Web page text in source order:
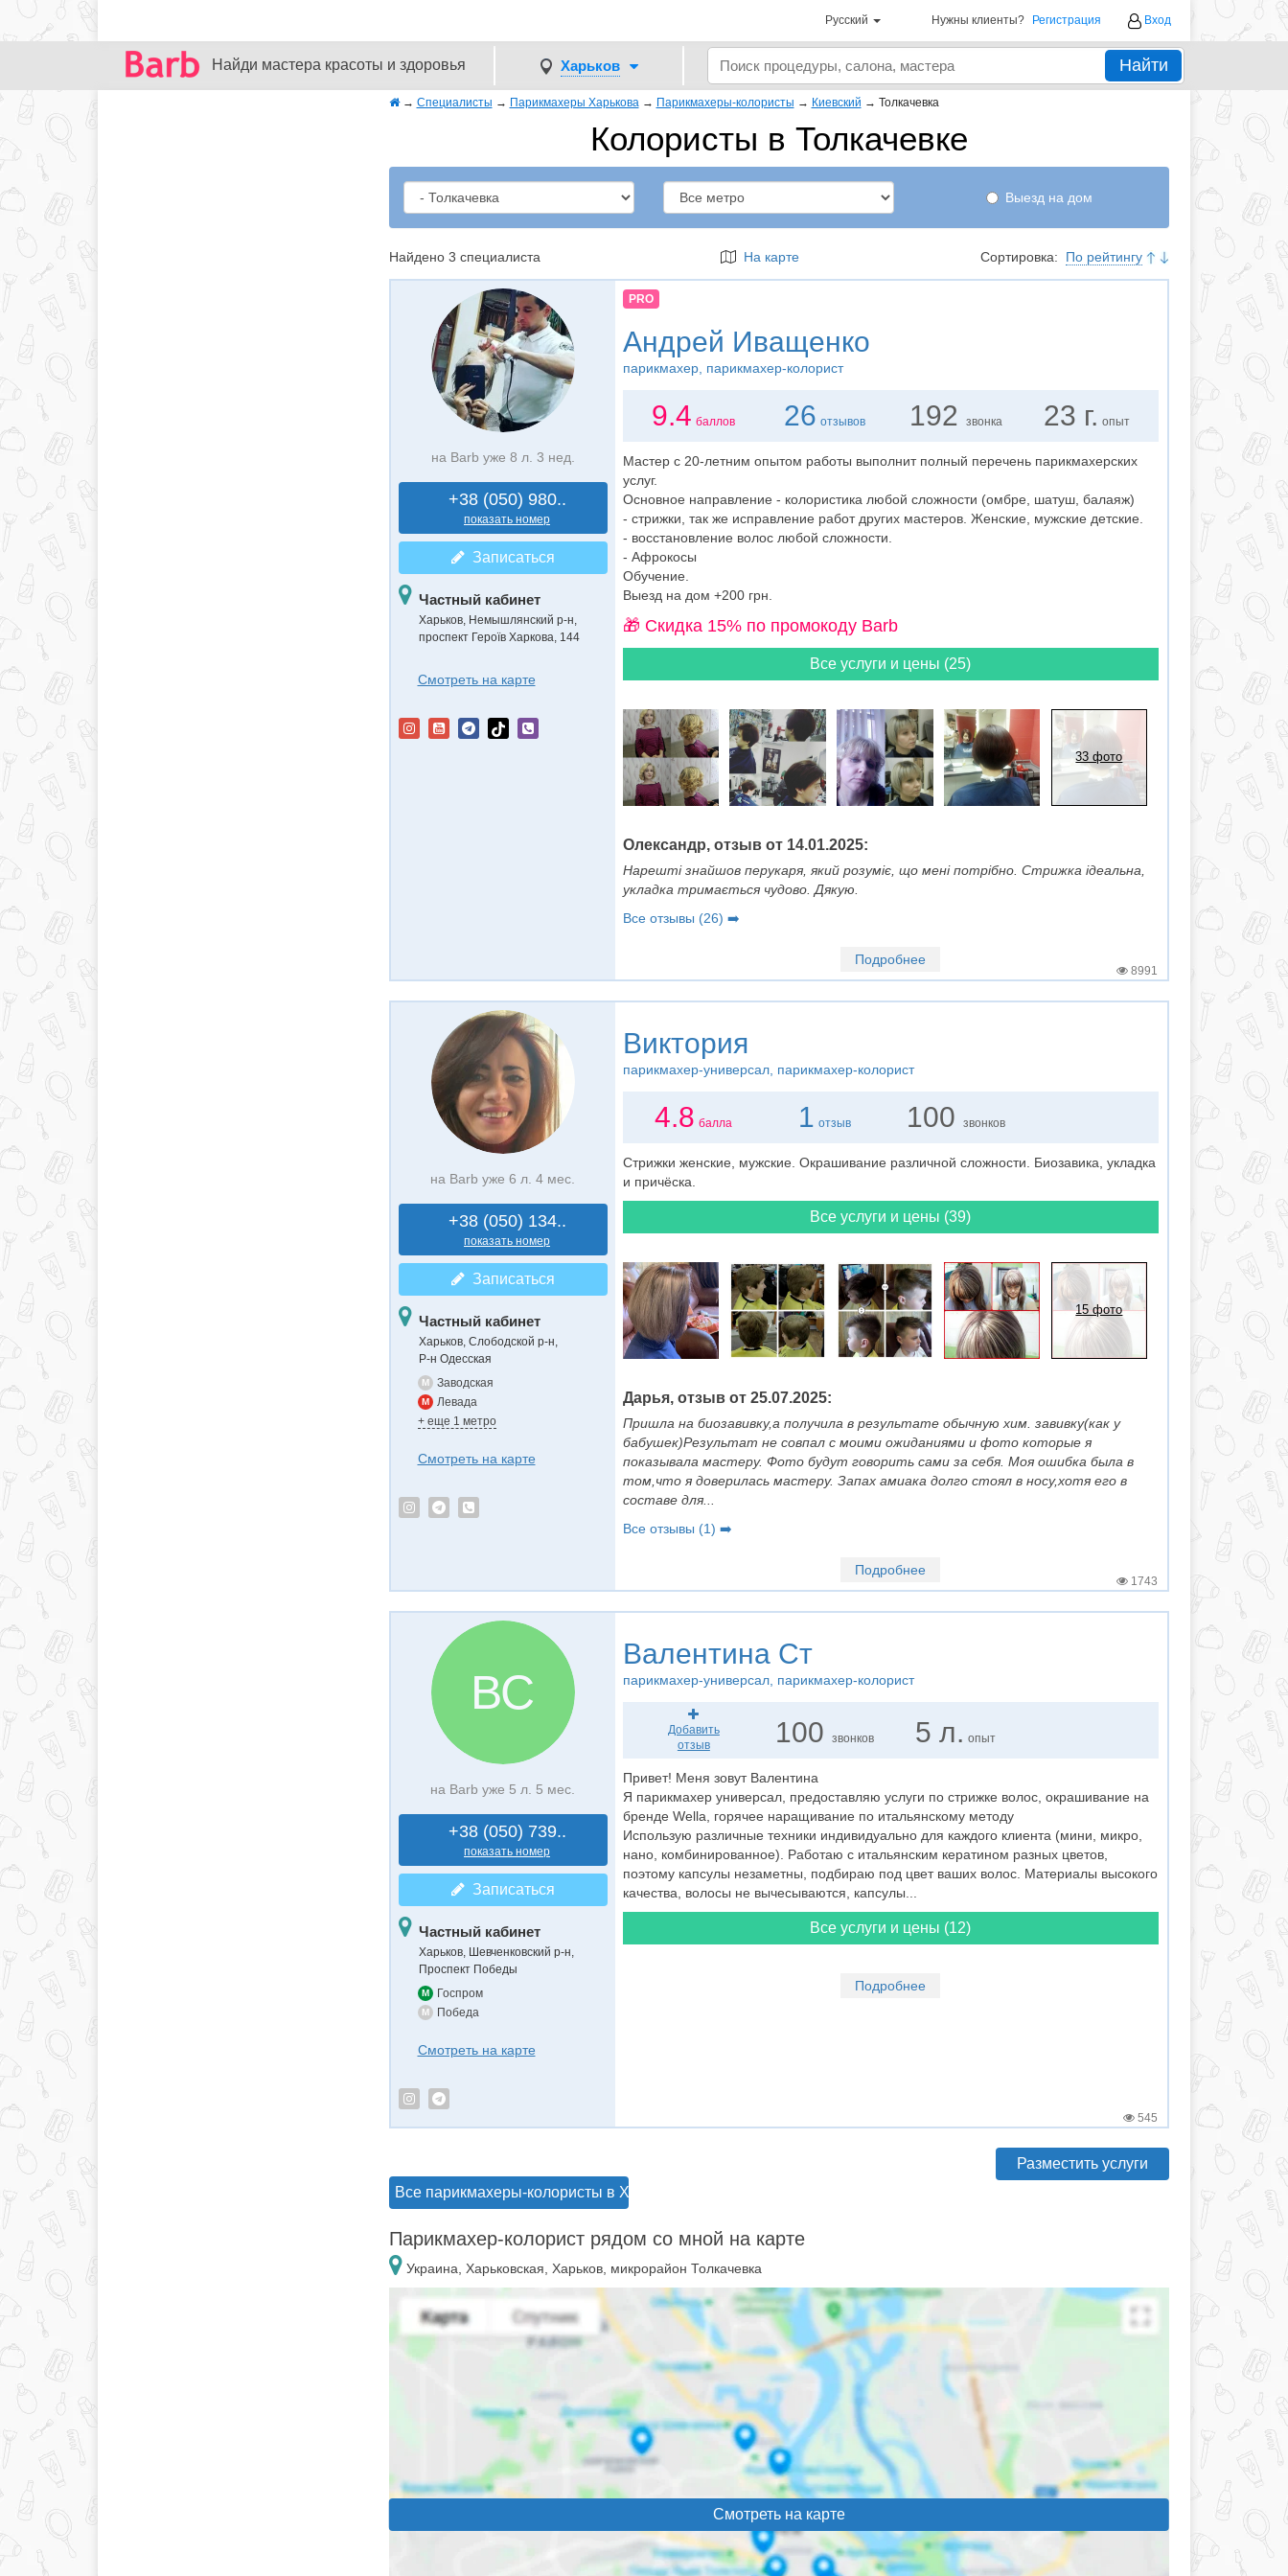
Русский Нужны клиенты? Регистрация Вход
Найди мастера красоты и здоровья Харьков Найти
→ Специалисты → Парикмахеры Харькова → Парикмахеры-колористы → Киевский → Толкачевка
Колористы в Толкачевке
Выезд на дом
Найдено 3 специалиста На карте Сортировка: По рейтингу
на Barb уже 8 л. 3 нед.
+38 (050) 980..
показать номер
Записаться
Частный кабинет
Харьков, Немышлянский р-н,
проспект Героїв Харкова, 144
Смотреть на карте
PRO
Андрей Иващенко
парикмахер, парикмахер-колорист
9.4 баллов 26 отзывов 192 звонка 23 г. опыт
Мастер с 20-летним опытом работы выполнит полный перечень парикмахерских
услуг.
Основное направление - колористика любой сложности (омбре, шатуш, балаяж)
- стрижки, так же исправление работ других мастеров. Женские, мужские детские.
- восстановление волос любой сложности.
- Афрокосы
Обучение.
Выезд на дом +200 грн.
🎁 Cкидка 15% по промокоду Barb
Все услуги и цены (25)
33 фото
Олександр, отзыв от 14.01.2025:
Нарешті знайшов перукаря, який розуміє, що мені потрібно. Стрижка ідеальна,
укладка тримається чудово. Дякую.
Все отзывы (26) ➡️
Подробнее
8991
на Barb уже 6 л. 4 мес.
+38 (050) 134..
показать номер
Записаться
Частный кабинет
Харьков, Слободской р-н,
Р-н Одесская
M Заводская
M
Левада
+ еще 1 метро
Смотреть на карте
Виктория
парикмахер-универсал, парикмахер-колорист
4.8 балла 1 отзыв 100 звонков
Стрижки женские, мужские. Окрашивание различной сложности. Биозавика, укладка
и причёска.
Все услуги и цены (39)
15 фото
Дарья, отзыв от 25.07.2025:
Пришла на биозавивку,а получила в результате обычную хим. завивку(как у
бабушек)Результат не совпал с моими ожиданиями и фото которые я
показывала мастеру. Фото будут говорить сами за себя. Моя ошибка была в
том,что я доверилась мастеру. Запах амиака долго стоял в носу,хотя его в
составе для...
Все отзывы (1) ➡️
Подробнее
1743
ВС
на Barb уже 5 л. 5 мес.
+38 (050) 739..
показать номер
Записаться
Частный кабинет
Харьков, Шевченковский р-н,
Проспект Победы
M Госпром
M Победа
Смотреть на карте
Валентина Ст
парикмахер-универсал, парикмахер-колорист
Добавить
отзыв
100звонков 5 л. опыт
Привет! Меня зовут Валентина
Я парикмахер универсал, предоставляю услуги по стрижке волос, окрашивание на
бренде Wella, горячее наращивание по итальянскому методу
Использую различные техники индивидуально для каждого клиента (мини, микро,
нано, комбинированное). Работаю с итальянским кератином разных цветов,
поэтому капсулы незаметны, подбираю под цвет ваших волос. Материалы высокого
качества, волосы не вычесываются, капсулы...
Все услуги и цены (12)
Подробнее
545
Все парикмахеры-колористы в Харькове
Разместить услуги
Парикмахер-колорист рядом со мной на карте
Украина, Харьковская, Харьков, микрорайон Толкачевка
Смотреть на карте